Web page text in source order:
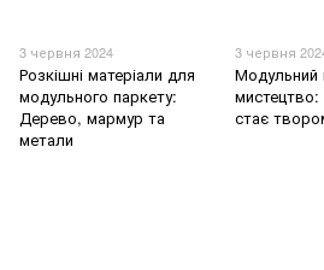
3 червня 2024
Розкішні матеріали для
модульного паркету:
Дерево, мармур та
метали
3 червня
Модульний
мистецтво:
стає